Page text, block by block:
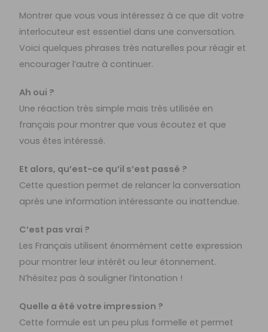
Montrer que vous vous intéressez à ce que dit votre
interlocuteur est essentiel dans une conversation.
Voici quelques phrases très naturelles pour réagir et
encourager l’autre à continuer.
Ah oui ?
Une réaction très simple mais très utilisée en
français pour montrer que vous écoutez et que
vous êtes intéressé.
Et alors, qu’est-ce qu’il s’est passé ?
Cette question permet de relancer la conversation
après une information intéressante ou inattendue.
C’est pas vrai ?
Les Français utilisent énormément cette expression
pour montrer leur intérêt ou leur étonnement.
N’hésitez pas à souligner l’intonation !
Quelle a été votre impression ?
Cette formule est un peu plus formelle et permet